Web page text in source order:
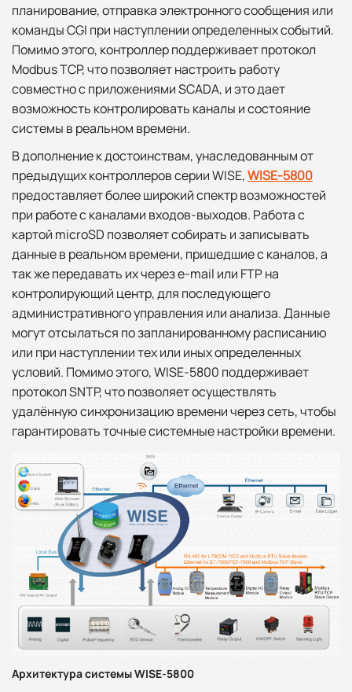
планирование, отправка электронного сообщения или
команды CGI при наступлении определенных событий.
Помимо этого, контроллер поддерживает протокол
Modbus TCP, что позволяет настроить работу
совместно с приложениями SCADA, и это дает
возможность контролировать каналы и состояние
системы в реальном времени.
В дополнение к достоинствам, унаследованным от
предыдущих контроллеров серии WISE,WISE-5800
предоставляет более широкий спектр возможностей
при работе с каналами входов-выходов. Работа с
картой microSD позволяет собирать и записывать
данные в реальном времени, пришедшие с каналов, а
так же передавать их через e-mail или FTP на
контролирующий центр, для последующего
административного управления или анализа. Данные
могут отсылаться по запланированному расписанию
или при наступлении тех или иных определенных
условий. Помимо этого, WISE-5800 поддерживает
протокол SNTP, что позволяет осуществлять
удалённую синхронизацию времени через сеть, чтобы
гарантировать точные системные настройки времени.
Архитектура системы WISE-5800